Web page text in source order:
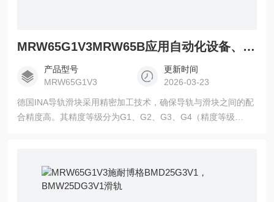
MRW65G1V3MRW65B应用自动化设备、数控机床、机器人
产品型号
MRW65G1V3
更新时间
2026-03-23
德国INA导轨滑块采用精密加工技术，确保导轨与滑块之间的配
合精度高。其精度等级分为G1、G2、G3、G4（精度等级
关键的维护保养建议： 1、保持清洁：定期清除表面的污垢
和油脂，保持传动部件的清洁和干燥。